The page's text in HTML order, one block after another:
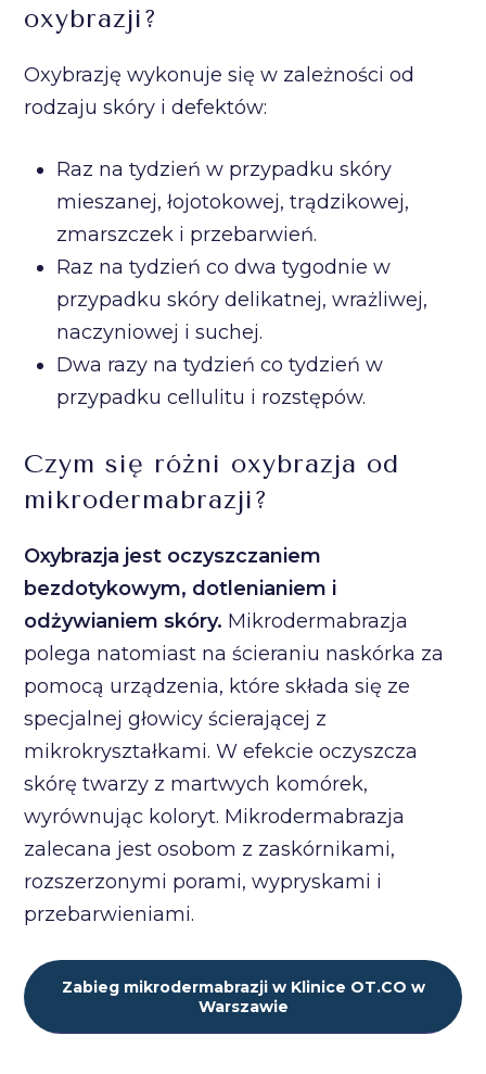
oxybrazji?
Oxybrazję wykonuje się w zależności od
rodzaju skóry i defektów:
Raz na tydzień w przypadku skóry
mieszanej, łojotokowej, trądzikowej,
zmarszczek i przebarwień.
Raz na tydzień co dwa tygodnie w
przypadku skóry delikatnej, wrażliwej,
naczyniowej i suchej.
Dwa razy na tydzień co tydzień w
przypadku cellulitu i rozstępów.
Czym się różni oxybrazja od
mikrodermabrazji?
Oxybrazja jest oczyszczaniem
bezdotykowym, dotlenianiem i
odżywianiem skóry. Mikrodermabrazja
polega natomiast na ścieraniu naskórka za
pomocą urządzenia, które składa się ze
specjalnej głowicy ścierającej z
mikrokryształkami. W efekcie oczyszcza
skórę twarzy z martwych komórek,
wyrównując koloryt. Mikrodermabrazja
zalecana jest osobom z zaskórnikami,
rozszerzonymi porami, wypryskami i
przebarwieniami.
Zabieg mikrodermabrazji w Klinice OT.CO w
Warszawie